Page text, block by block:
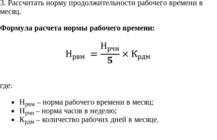
3. Рассчитать норму продолжительности рабочего времени в
месяц.
Формула расчета нормы рабочего времени:
где:
Нрвм – норма рабочего времени в месяц;
Нрчн – норма часов в неделю;
Крдм – количество рабочих дней в месяце.